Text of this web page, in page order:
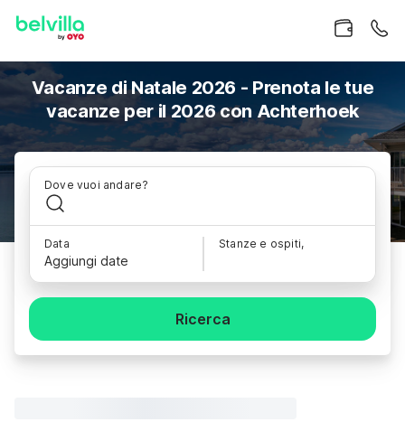
Vacanze di Natale 2026 - Prenota le tue
vacanze per il 2026 con Achterhoek
Dove vuoi andare?
Data
Aggiungi date
Stanze e ospiti,
Ricerca